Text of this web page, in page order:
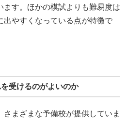
ます。ほかの模試よりも難易度は
出やすくなっている点が特徴で
受けるのがよいのか
さまざまな予備校が提供していま